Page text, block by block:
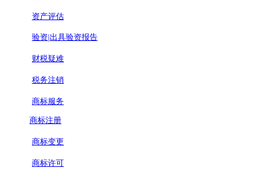
资产评估
验资|出具验资报告
财税疑难
税务注销
商标服务
商标注册
商标变更
商标许可